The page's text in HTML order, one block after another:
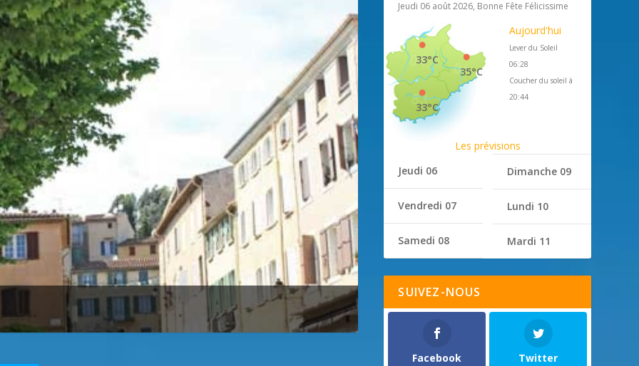
Jeudi 06 août 2026, Bonne Fête Félicissime
35°C
33°C
33°C
Aujourd'hui
Lever du Soleil
06:28
Coucher du soleil à
20:44
Les prévisions
Jeudi 06
Vendredi 07
Samedi 08
Dimanche 09
Lundi 10
Mardi 11
SUIVEZ-NOUS
Facebook Twitter